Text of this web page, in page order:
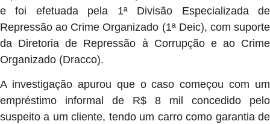
e foi efetuada pela 1ª Divisão Especializada de
Repressão ao Crime Organizado (1ª Deic), com suporte
da Diretoria de Repressão à Corrupção e ao Crime
Organizado (Dracco).
A investigação apurou que o caso começou com um
empréstimo informal de R$ 8 mil concedido pelo
suspeito a um cliente, tendo um carro como garantia de